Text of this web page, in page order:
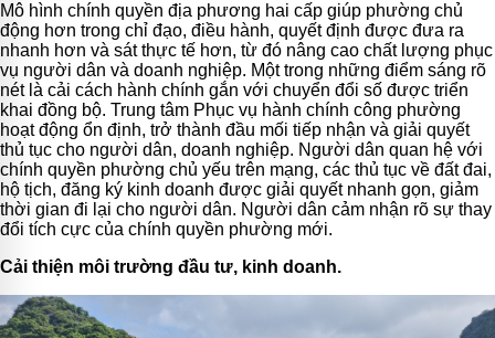
Mô hình chính quyền địa phương hai cấp giúp phường chủ
động hơn trong chỉ đạo, điều hành, quyết định được đưa ra
nhanh hơn và sát thực tế hơn, từ đó nâng cao chất lượng phục
vụ người dân và doanh nghiệp. Một trong những điểm sáng rõ
nét là cải cách hành chính gắn với chuyển đổi số được triển
khai đồng bộ. Trung tâm Phục vụ hành chính công phường
hoạt động ổn định, trở thành đầu mối tiếp nhận và giải quyết
thủ tục cho người dân, doanh nghiệp. Người dân quan hệ với
chính quyền phường chủ yếu trên mạng, các thủ tục về đất đai,
hộ tịch, đăng ký kinh doanh được giải quyết nhanh gọn, giảm
thời gian đi lại cho người dân. Người dân cảm nhận rõ sự thay
đổi tích cực của chính quyền phường mới.
Cải thiện môi trường đầu tư, kinh doanh.